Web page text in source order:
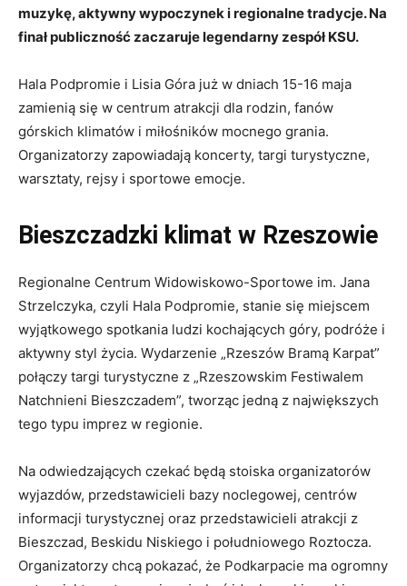
muzykę, aktywny wypoczynek i regionalne tradycje. Na
finał publiczność zaczaruje legendarny zespół KSU.
Hala Podpromie i Lisia Góra już w dniach 15-16 maja
zamienią się w centrum atrakcji dla rodzin, fanów
górskich klimatów i miłośników mocnego grania.
Organizatorzy zapowiadają koncerty, targi turystyczne,
warsztaty, rejsy i sportowe emocje.
Bieszczadzki klimat w Rzeszowie
Regionalne Centrum Widowiskowo-Sportowe im. Jana
Strzelczyka, czyli Hala Podpromie, stanie się miejscem
wyjątkowego spotkania ludzi kochających góry, podróże i
aktywny styl życia. Wydarzenie „Rzeszów Bramą Karpat”
połączy targi turystyczne z „Rzeszowskim Festiwalem
Natchnieni Bieszczadem”, tworząc jedną z największych
tego typu imprez w regionie.
Na odwiedzających czekać będą stoiska organizatorów
wyjazdów, przedstawicieli bazy noclegowej, centrów
informacji turystycznej oraz przedstawicieli atrakcji z
Bieszczad, Beskidu Niskiego i południowego Roztocza.
Organizatorzy chcą pokazać, że Podkarpacie ma ogromny